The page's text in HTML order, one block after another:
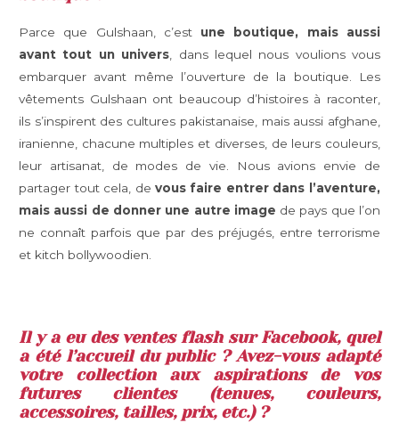
Parce que Gulshaan, c’est une boutique, mais aussi
avant tout un univers, dans lequel nous voulions vous
embarquer avant même l’ouverture de la boutique. Les
vêtements Gulshaan ont beaucoup d’histoires à raconter,
ils s’inspirent des cultures pakistanaise, mais aussi afghane,
iranienne, chacune multiples et diverses, de leurs couleurs,
leur artisanat, de modes de vie. Nous avions envie de
partager tout cela, de vous faire entrer dans l’aventure,
mais aussi de donner une autre image de pays que l’on
ne connaît parfois que par des préjugés, entre terrorisme
et kitch bollywoodien.
Il y a eu des ventes flash sur Facebook, quel
a été l’accueil du public ? Avez-vous adapté
votre collection aux aspirations de vos
futures clientes (tenues, couleurs,
accessoires, tailles, prix, etc.) ?